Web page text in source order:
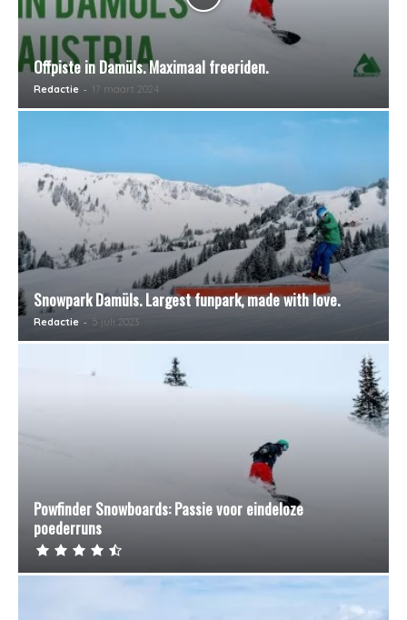
Offpiste in Damüls. Maximaal freeriden.
Redactie - 17 maart 2024
Snowpark Damüls. Largest funpark, made with love.
Redactie - 5 juli 2023
Powfinder Snowboards: Passie voor eindeloze
poederruns